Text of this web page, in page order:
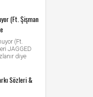
(Ft. Şişman
(Ft.
JAGGED
diye
Sözleri &